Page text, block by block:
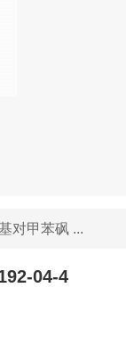
对甲苯砜 ...
04-4